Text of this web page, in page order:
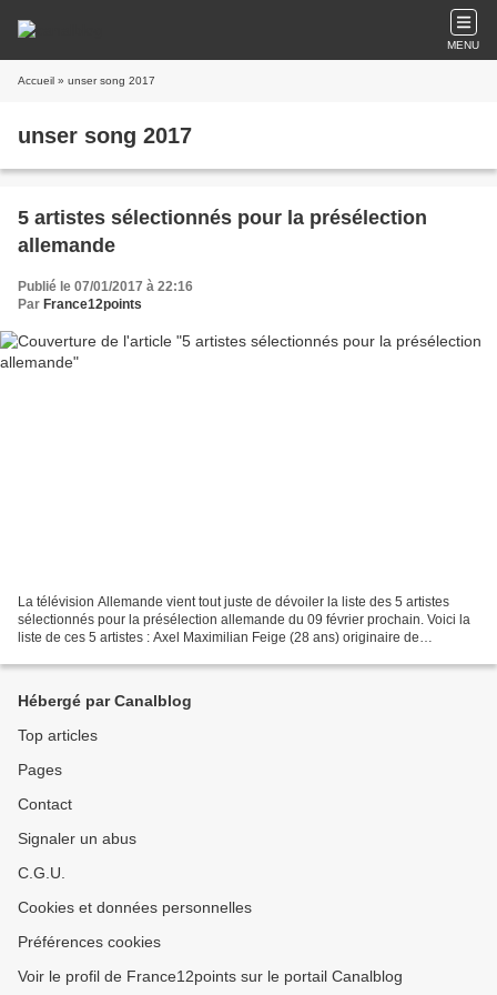
MENU
Accueil » unser song 2017
unser song 2017
5 artistes sélectionnés pour la présélection
allemande
Publié le 07/01/2017 à 22:16
Par France12points
La télévision Allemande vient tout juste de dévoiler la liste des 5 artistes
sélectionnés pour la présélection allemande du 09 février prochain. Voici la
liste de ces 5 artistes : Axel Maximilian Feige (28 ans) originaire de
Hébergé par Canalblog
Top articles
Pages
Contact
Signaler un abus
C.G.U.
Cookies et données personnelles
Préférences cookies
Voir le profil de France12points sur le portail Canalblog